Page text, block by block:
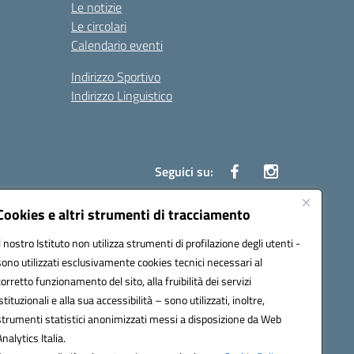
e altri strumenti di tracciamento
nostro Istituto non utilizza strumenti di profilazione degli utenti -
utilizzati esclusivamente cookies tecnici necessari al
funzionamento del sito, alla fruibilità dei servizi
e alla sua accessibilità – sono utilizzati, inoltre,
statistici anonimizzati messi a disposizione da Web
Italia.
Le notizie
Le circolari
Calendario eventi
Indirizzo Sportivo
Indirizzo Linguistico
Seguici su: